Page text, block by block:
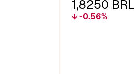
1,8250 BRL
↓ -0.56%